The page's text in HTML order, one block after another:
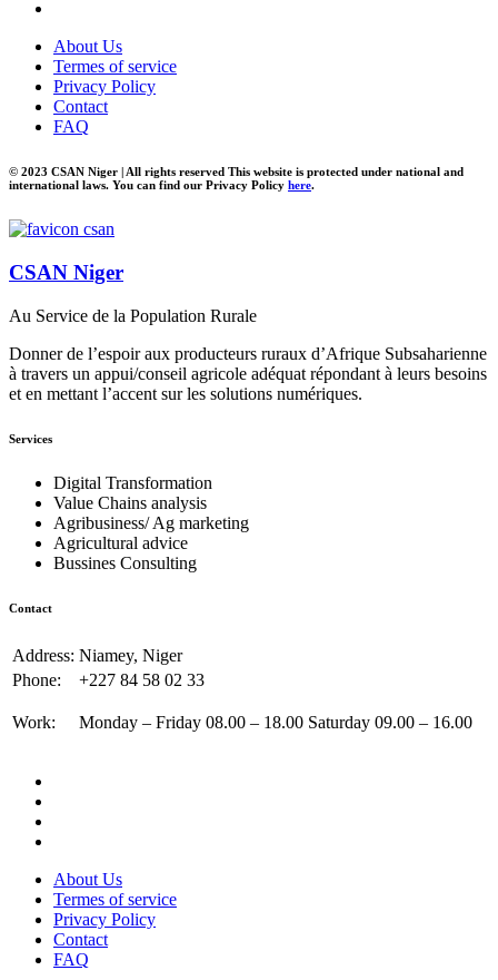
About Us
Termes of service
Privacy Policy
Contact
FAQ
© 2023 CSAN Niger | All rights reserved This website is protected under national and
international laws. You can find our Privacy Policy here.
CSAN Niger
Au Service de la Population Rurale
Donner de l’espoir aux producteurs ruraux d’Afrique Subsaharienne
à travers un appui/conseil agricole adéquat répondant à leurs besoins
et en mettant l’accent sur les solutions numériques.
Services
Digital Transformation
Value Chains analysis
Agribusiness/ Ag marketing
Agricultural advice
Bussines Consulting
Contact
Address: Niamey, Niger
Phone:
+227 84 58 02 33
Work: Monday – Friday 08.00 – 18.00 Saturday 09.00 – 16.00
About Us
Termes of service
Privacy Policy
Contact
FAQ